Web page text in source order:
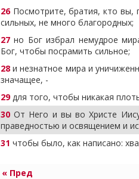
26Посмотрите, братия, кто вы,
сильных, не много благородных;
27 но Бог избрал немудрое
Бог, чтобы посрамить сильное;
28 и незнатное мира и
значащее, -
29для того, чтобы никакая
30 От Него и вы во Христе
праведностью и освящением и
31 чтобы было, как написано:
« Пред